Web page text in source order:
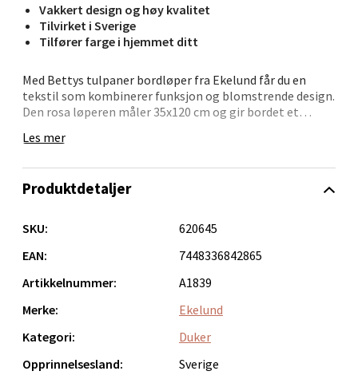
Vakkert design og høy kvalitet
Tilvirket i Sverige
Tilfører farge i hjemmet ditt
Med Bettys tulpaner bordløper fra Ekelund får du en
tekstil som kombinerer funksjon og blomstrende design.
Den rosa løperen måler 35x120 cm og gir bordet et
direkte på bordet eller brukes sammen med en duk for
Laget i Sverige med 100 % økologiske materialer og vevd
som sikrer at både materialvalg og produksjon følger
Les mer
Produktdetaljer
SKU:
620645
EAN:
7448336842865
Artikkelnummer:
A1839
Merke:
Ekelund
Kategori:
Duker
Opprinnelsesland:
Sverige
Bergen - Oasen Senter
Oppdal - Aunasenteret
Aunasenteret, Sunndalsvegen 3, 7340 Oppdal